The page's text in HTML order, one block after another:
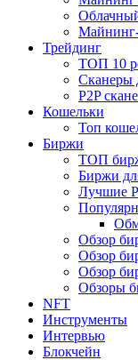
Трейдинг
ТОП 10
Сканеры
P2P
Кошельки
Топ
Биржи
ТОП
Биржи
Лучшие
Обзор
Обзор
Обзор
Обзоры
NFT
Инструменты
Интервью
Блокчейн